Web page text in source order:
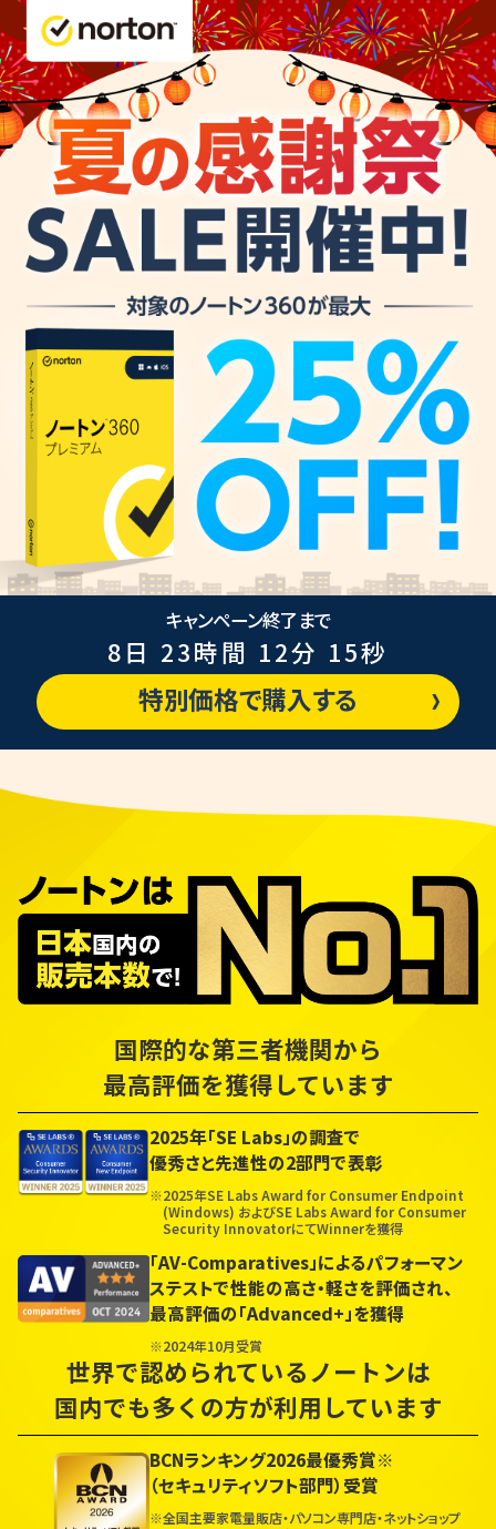
キャンペーン終了まで
8日 23時間 12分 14秒
特別価格で購入する
国際的な第三者機関から
最高評価を獲得しています
2025年「SE Labs」の調査で
優秀さと先進性の2部門で表彰
※2025年SE Labs Award for Consumer Endpoint
(Windows) およびSE Labs Award for Consumer
Security InnovatorにてWinnerを獲得
「AV-Comparatives」によるパフォーマン
ステストで性能の高さ・軽さを評価され、
最高評価の「Advanced+」を獲得
※2024年10月受賞
世界で認められているノートンは
国内でも多くの方が利用しています
BCNランキング2026最優秀賞※
（セキュリティソフト部門）受賞
※全国主要家電量販店・パソコン専門店・ネットショップ